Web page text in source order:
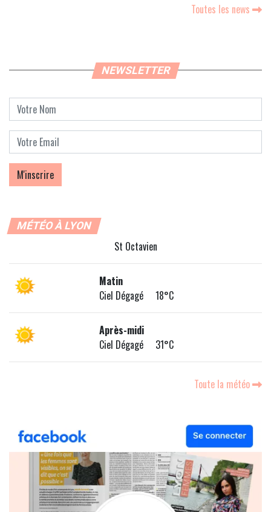
Toutes les news
NEWSLETTER
MÉTÉO À LYON
St Octavien
Matin
Ciel Dégagé 18°C
Après-midi
Ciel Dégagé 31°C
Toute la météo